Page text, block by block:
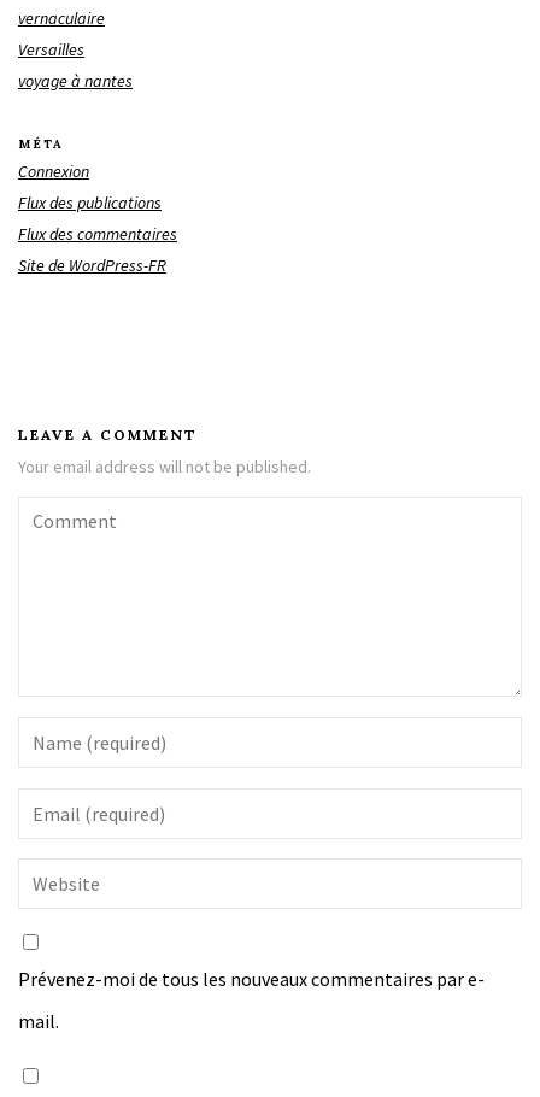
vernaculaire
Versailles
voyage à nantes
MÉTA
Connexion
Flux des publications
Flux des commentaires
Site de WordPress-FR
LEAVE A COMMENT
Your email address will not be published.
Prévenez-moi de tous les nouveaux commentaires par e-
mail.